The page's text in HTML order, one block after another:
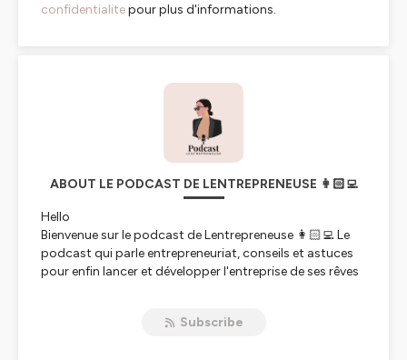
confidentialitepour plus d'informations.
ABOUT LE PODCAST DE LENTREPRENEUSE 👩🏻‍💻
Hello
Bienvenue sur le podcast de Lentrepreneuse 👩🏻‍💻 Le
podcast qui parle entrepreneuriat, conseils et astuces
pour enfin lancer et développer l'entreprise de ses rêves
Je suis Imane, Ancienne juriste et fondatrice de
Subscribe